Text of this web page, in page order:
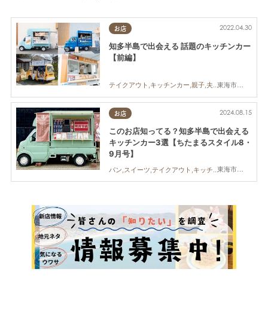
お店
東海市,大府市,知多市,阿久比町,半田市,武豊町,南知多町,常滑市,美浜町,東浦町
2022.04.30
知多半島で出会える 話題のキッチンカー
【前編】
テイクアウト,キッチンカー,親子,夫婦,家族,カップル,おひとりさま,友人,ペット,知多半島
お店
東海市,知多市,半田市,常滑市
2024.08.15
このお店知ってる？知多半島で出会える
キッチンカー3選【ちたまるスタイル8・
9月号】
パン,スイーツ,テイクアウト,キッチンカー,ちたまるスタイル掲載店